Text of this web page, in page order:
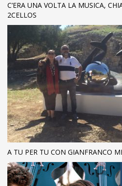
C’ERA UNA VOLTA LA MUSICA,
2CELLOS
A TU PER TU CON GIANFRANCO